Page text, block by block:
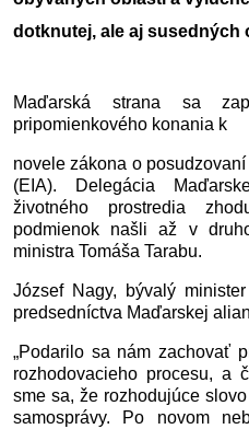
dotknutej, ale aj susedných
Maďarská strana sa
pripomienkového konania k
novele zákona o
(EIA). Delegácia
životného prostredia
podmienok našli až v
ministra Tomáša Tarabu.
József Nagy, bývalý
predsedníctva Maďarskej
„Podarilo sa nám zachovať
rozhodovacieho procesu, a
sme sa, že rozhodujúce
samosprávy. Po novom